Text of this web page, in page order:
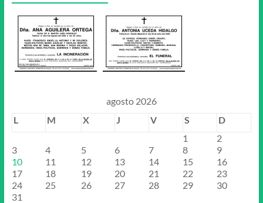
agosto 2026
L
M X J V S
D
1
2
3
4 5 6 7 8
9
10
11 12 13 14 15
16
17
18 19 20 21 22
23
24
25 26 27 28 29
30
31